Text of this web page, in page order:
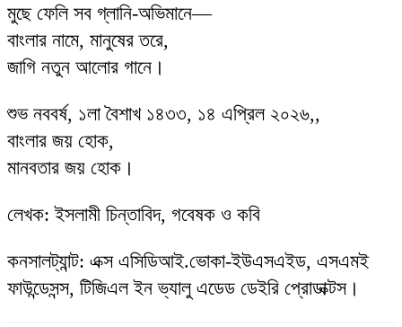
মুছে ফেলি সব গ্লানি-অভিমানে—
বাংলার নামে, মানুষের তরে,
জাগি নতুন আলোর গানে।
শুভ নববর্ষ, ১লা বৈশাখ ১৪৩৩, ১৪ এপ্রিল ২০২৬,,
বাংলার জয় হোক,
মানবতার জয় হোক।
লেখক: ইসলামী চিন্তাবিদ, গবেষক ও কবি
কনসালট্যান্ট: এক্স এসিডিআই.ভোকা-ইউএসএইড, এসএমই
ফাউন্ডেসন্স, টিজিএল ইন ভ্যালু এডেড ডেইরি প্রোডাক্টস।